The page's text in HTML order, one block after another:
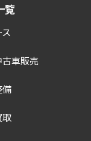
覧
車販売
備
取